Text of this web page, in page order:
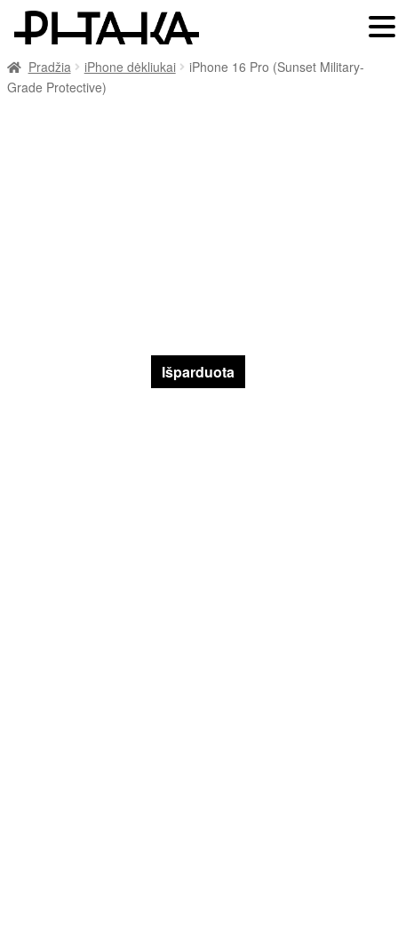
Pradžia iPhone dėkliukai
iPhone 16 Pro (Sunset Military-
Grade Protective)
Išparduota